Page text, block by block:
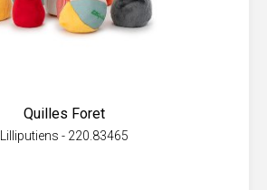
Quilles Foret
Lilliputiens - 220.83465